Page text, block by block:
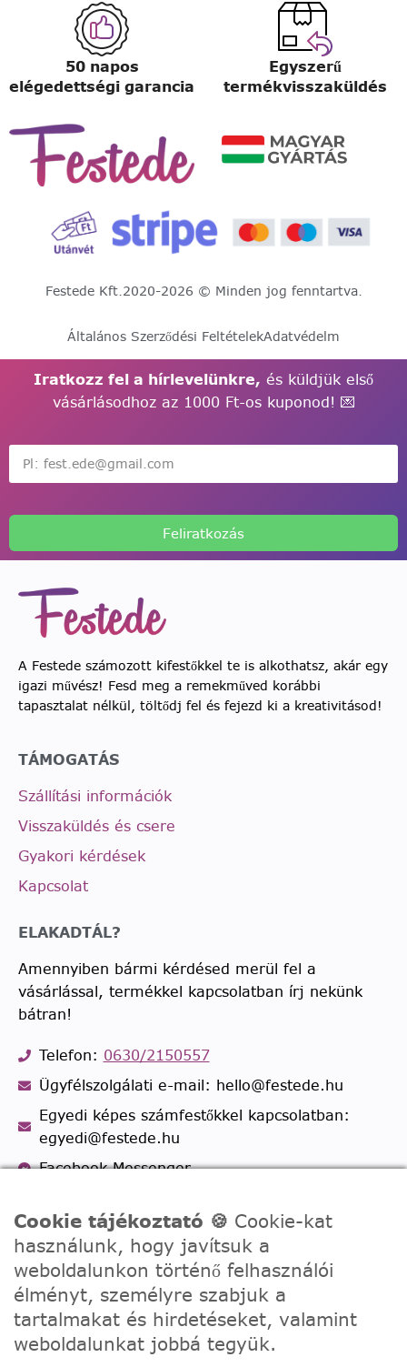
50 napos
elégedettségi garancia
Egyszerű
termékvisszaküldés
Festede Kft.2020-2026 © Minden jog fenntartva.
Általános Szerződési FeltételekAdatvédelm
Iratkozz fel a hírlevelünkre, és küldjük első
vásárlásodhoz az 1000 Ft-os kuponod! 💌
Feliratkozás
A Festede számozott kifestőkkel te is alkothatsz, akár egy
igazi művész! Fesd meg a remekműved korábbi
tapasztalat nélkül, töltődj fel és fejezd ki a kreativitásod!
TÁMOGATÁS
Szállítási információk
Visszaküldés és csere
Gyakori kérdések
Kapcsolat
ELAKADTÁL?
Amennyiben bármi kérdésed merül fel a
vásárlással, termékkel kapcsolatban írj nekünk
bátran!
Telefon: 0630/2150557
Ügyfélszolgálati e-mail: hello@festede.hu
Egyedi képes számfestőkkel kapcsolatban:
egyedi@festede.hu
Facebook Messenger
Cookie tájékoztató 🍪 Cookie-kat
használunk, hogy javítsuk a
weboldalunkon történő felhasználói
élményt, személyre szabjuk a
tartalmakat és hirdetéseket, valamint
weboldalunkat jobbá tegyük.